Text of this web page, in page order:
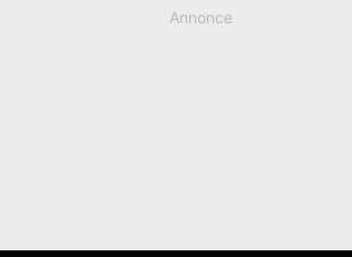
Annonce